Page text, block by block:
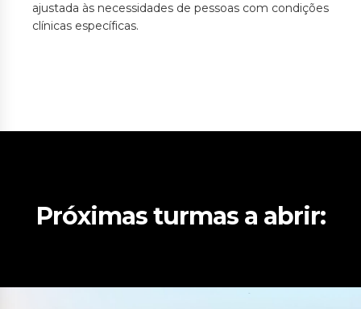
ajustada às necessidades de pessoas com condições
clínicas específicas.
Próximas turmas a abrir: